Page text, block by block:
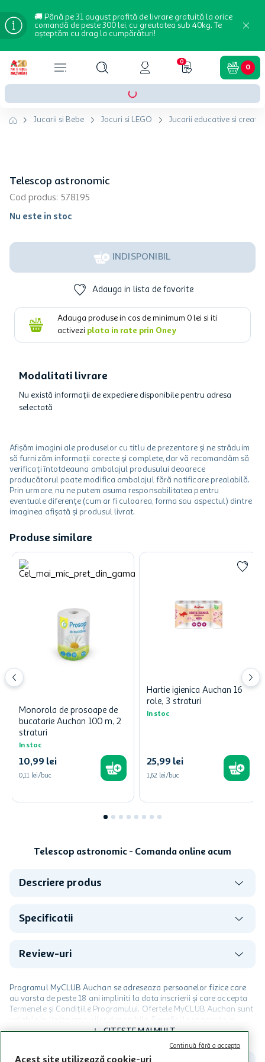
🚚 Până pe 31 august profită de livrare gratuită la orice
comandă de peste 300 lei, cu greutatea sub 40kg. Te
așteptăm cu drag la cumpărături!
0
0
Jucarii si Bebe Jocuri si LEGO Jucarii educative si
Telescop astronomic
Cod produs: 578195
Nu este in stoc
INDISPONIBIL
Adauga in lista de favorite
Adauga produse in cos de minimum 0 lei si iti
activezi plata in rate prin Oney
Modalitati livrare
Nu există informații de expediere disponibile pentru adresa
selectată
Afișăm imagini ale produselor cu titlu de prezentare și ne străduim
să furnizăm informații corecte și complete, dar vă recomandăm să
verificați întotdeauna ambalajul produsului deoarece
producătorul poate modifica ambalajul fără notificare prealabilă.
Prin urmare, nu ne putem asuma responsabilitatea pentru
eventuale diferențe (cum ar fi culoarea, forma sau aspectul) dintre
imaginea afișată și produsul livrat.
Produse similare
Monorola de prosoape de
bucatarie Auchan 100 m, 2
straturi
In stoc
10,99 lei
0,11 lei/buc
Hartie igienica Auchan 16
role, 3 straturi
In stoc
25,99 lei
1,62 lei/buc
Telescop astronomic - Comanda online acum
Descriere produs
Specificatii
Review-uri
Programul MyCLUB Auchan se adreseaza persoanelor fizice care
au varsta de peste 18 ani impliniti la data inscrierii și care accepta
Termenele și Condițiile Programului. Ofertele MyCLUB Auchan sunt
limita a 12 unitati / card client o singura data in perioada promotiei.
Cardul poate fi utilizat doar in legatura cu magazinele Auchan
participante și pentru acțiuni promotionale indicate de Auchan si
CITESTE MAI MULT
Continuă fără a accepta